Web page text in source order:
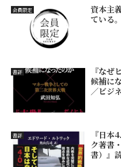
会員限定
資本主
ている。
書評
『なぜ
候補に
／ビジ
書評
『日本
ク著書
書）』読